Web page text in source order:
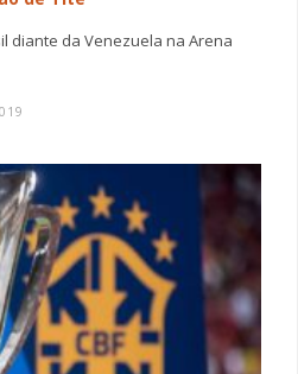
diante da Venezuela na Arena